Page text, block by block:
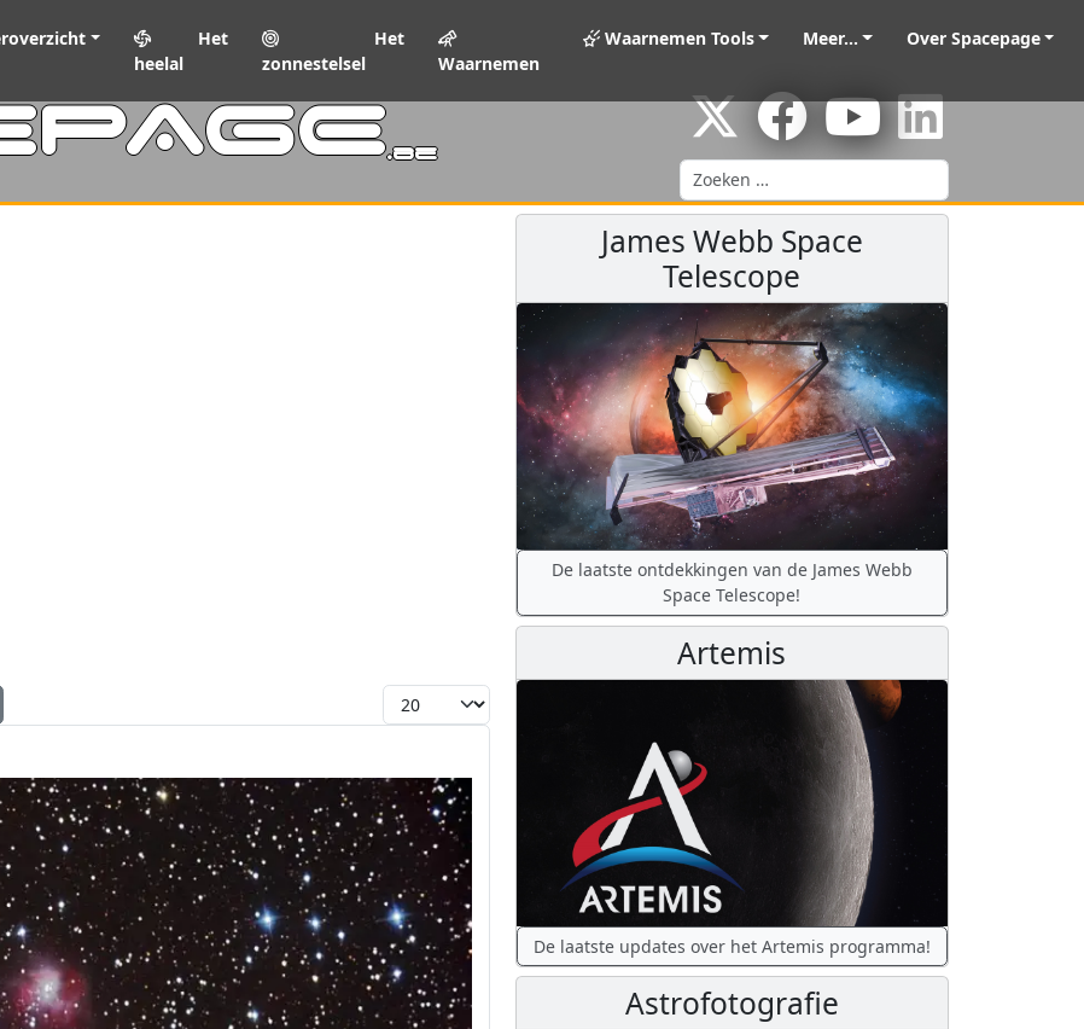
Het
heelal
Het
zonnestelsel
Waarnemen
Waarnemen Tools Meer... Over Spacepage
.be
Zoeken
Toon #
James Webb Space
Telescope
De laatste ontdekkingen van de James Webb
Space Telescope!
Artemis
De laatste updates over het Artemis programma!
Astrofotografie